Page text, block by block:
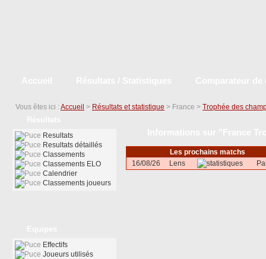
Vous êtes ici : Accueil > Résultats et statistique > France > Trophée des
Les prochains matchs
16/08/26
Lens
Resultats
Resultats détaillés
Classements
Classements ELO
Calendrier
Classements joueurs
Effectifs
Joueurs utilisés